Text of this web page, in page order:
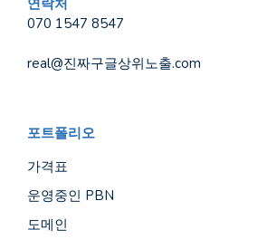
070 1547 8547
real@진짜구글상위노출.com
포트폴리오
가격표
운영중인 PBN
도메인